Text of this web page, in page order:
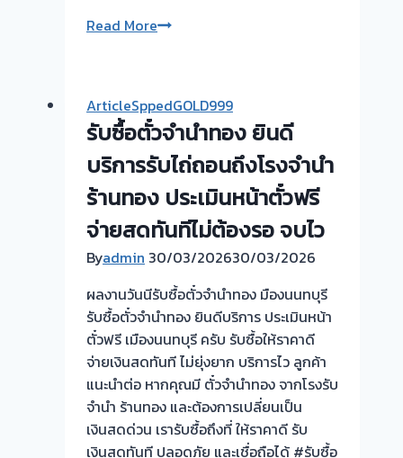
Read Moreงาน
ขอบคุณ
ลูกค้า
ย่าน
รับ
ซื้อ
ตั๋ว
ArticleSppedGOLD999
รับซื้อตั๋วจำนำทอง ยินดี
บริการรับไถ่ถอนถึงโรงจำนำ
ร้านทอง ประเมินหน้าตั๋วฟรี
จ่ายสดทันทีไม่ต้องรอ จบไว
Byadmin 30/03/202630/03/2026
ผลงานวันนีรับซื้อตั๋วจำนำทอง มืองนนทบุรี
รับซื้อตั๋วจำนำทอง ยินดีบริการ ประเมินหน้า
ตั๋วฟรี เมืองนนทบุรี ครับ รับซื้อให้ราคาดี
จ่ายเงินสดทันที ไม่ยุ่งยาก บริการไว ลูกค้า
แนะนำต่อ หากคุณมี ตั๋วจำนำทอง จากโรงรับ
จำนำ ร้านทอง และต้องการเปลี่ยนเป็น
เงินสดด่วน เรารับซื้อถึงที่ ให้ราคาดี รับ
เงินสดทันที ปลอดภัย และเชื่อถือได้ #รับซื้อ